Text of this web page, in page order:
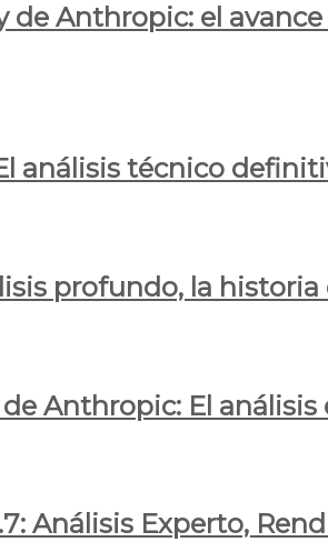
de Anthropic: el
análisis técnico
profundo, la
Anthropic: El
Análisis Experto,